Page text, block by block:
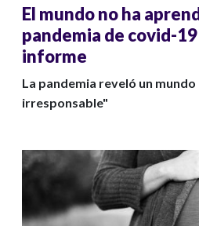
El mundo no ha
pandemia de covid-
informe
La pandemia reveló un
irresponsable"